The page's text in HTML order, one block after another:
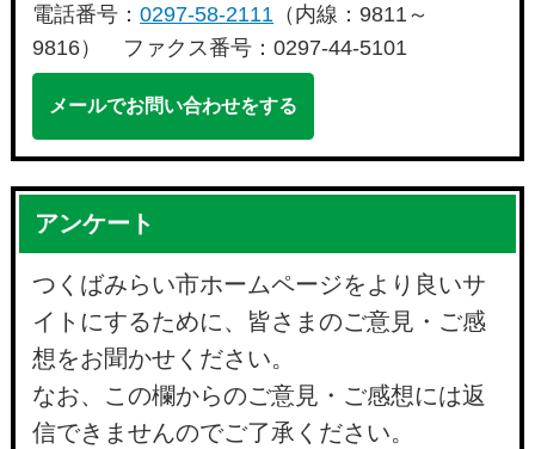
電話番号：0297-58-2111 （内線：9811～
9816） ファクス番号：0297-44-5101
メールでお問い合わせをする
アンケート
つくばみらい市ホームページをより良いサ
イトにするために、皆さまのご意見・ご感
想をお聞かせください。
なお、この欄からのご意見・ご感想には返
信できませんのでご了承ください。